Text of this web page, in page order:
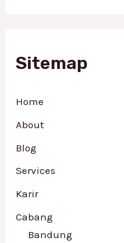
Sitemap
Home
About
Blog
Services
Karir
Cabang
Bandung